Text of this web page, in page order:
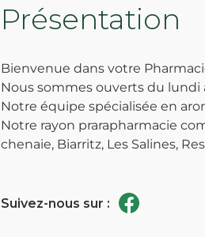
Présentation
Bienvenue dans votre
Nous sommes ouverts du lundi
Notre équipe spécialisée en
Notre rayon prarapharmacie
chenaie, Biarritz, Les Salines,
Suivez-nous sur :